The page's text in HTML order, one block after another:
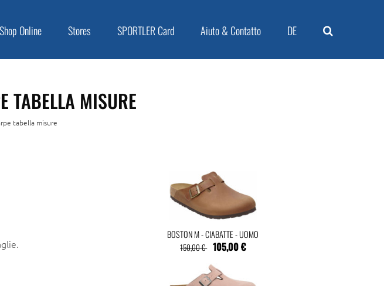
Shop Online Stores SPORTLER Card Aiuto & Contatto DE
TABELLA MISURE
tabella misure
BOSTON M - CIABATTE - UOMO
150,00 € 105,00 €